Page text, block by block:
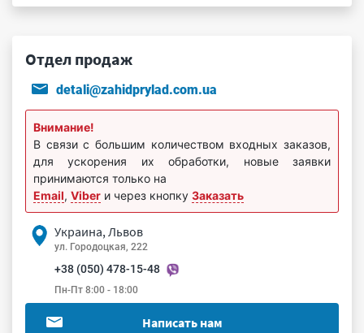
Отдел продаж
detali@zahidprylad.com.ua
Внимание!
В связи с большим количеством входных заказов,
для ускорения их обработки, новые заявки
принимаются только на
Email, Viber и через кнопку Заказать
Украина, Львов
ул. Городоцкая, 222
+38 (050) 478-15-48
Пн-Пт 8:00 - 18:00
Написать нам